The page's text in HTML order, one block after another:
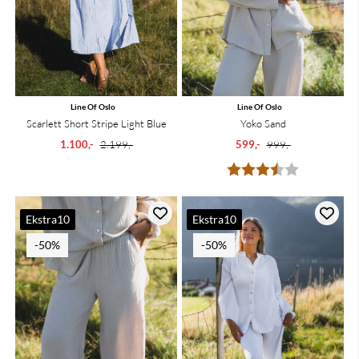
Line Of Oslo
Scarlett Short Stripe Light Blue
1.100,- 2.199,-
Karakter:
Line Of Oslo
Yoko Sand
599,- 999,-
Ekstra10
-50%
Ekstra10
-50%